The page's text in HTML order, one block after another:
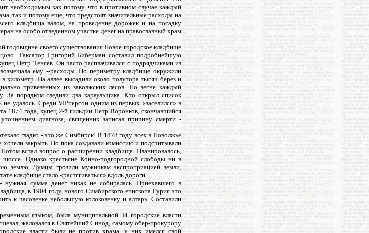
необходимым как потому, что в противном случае каждый
так и потому еще, что предстоят значительные расходы на
кладбища валом, на проведение дорожек и на посадку
на особо отведенном участке денег на православный храм
годовщине своего существования Новое городское кладбище
Таксатор Григорий Биберман составил подробнейшую
Петр Теняев. Он часто расплачивался с подрядчиками из
ему --расходы. По периметру кладбище окружили
километр. На аллее высадили около полутора тысяч берез и
привезенных из заволжских лесов. По весне каждый
За порядком следили два караульщика. Кто открыл список
удалось. Среди VIPперсон одним из первых «заселился» в
1874 года, купец 2-й гильдии Петр Воронков, скончавшийся
диагноза, священник записал причину смерти -
гладко - это же Симбирск! В 1878 году всех в Поволжье
хотели закрыть. Но пока создавали комиссию и подсчитывали
встал вопрос о расширении кладбища. Планировалось,
Однако крестьяне Конно-подгородной слободы ни в
землю. Думцы грозили мужичкам экспроприацией земли,
кладбище стало «растягиваться» вдоль дороги.
сумма денег никак не собиралась. Приехавшего в
в 1904 году, нового Симбирского епископа Гурия это
к часовенке небольшую колоколенку и алтарь. Составили
языком, была муниципальной. И городские власти
жаловался в Святейший Синод, самому обер-прокурору
власти были не против храма, у них имелся свой